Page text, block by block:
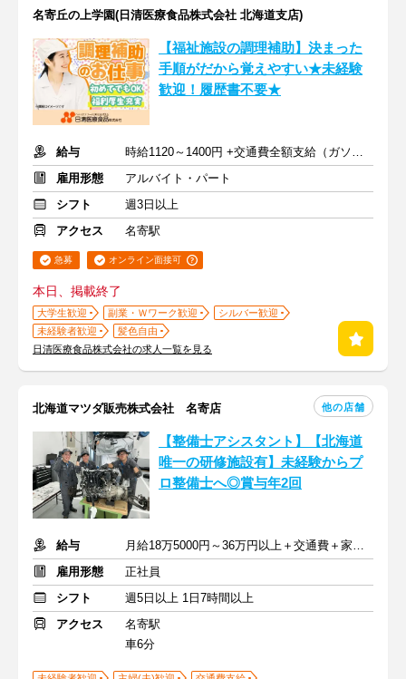
名寄丘の上学園(日清医療食品株式会社 北海道支店)
【福祉施設の調理補助】決まった
手順がだから覚えやすい★未経験
歓迎！履歴書不要★
給与
時給1120～1400円 +交通費全額支給（ガソリン代も支給）
雇用形態
アルバイト・パート
シフト
週3日以上
アクセス
名寄駅
急募 オンライン面接可
本日、掲載終了
大学生歓迎 副業・Ｗワーク歓迎
シルバー歓迎
未経験者歓迎
髪色自由
日清医療食品株式会社の求人一覧を見る
北海道マツダ販売株式会社 名寄店 他の店舗
【整備士アシスタント】【北海道
唯一の研修施設有】未経験からプ
ロ整備士へ◎賞与年2回
給与
月給18万5000円～36万円以上＋交通費＋家族手当＋住宅手当＋賞与
雇用形態
正社員
シフト
週5日以上 1日7時間以上
アクセス
名寄駅
車6分